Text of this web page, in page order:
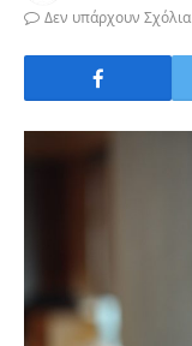
Δεν υπάρχουν Σχόλια